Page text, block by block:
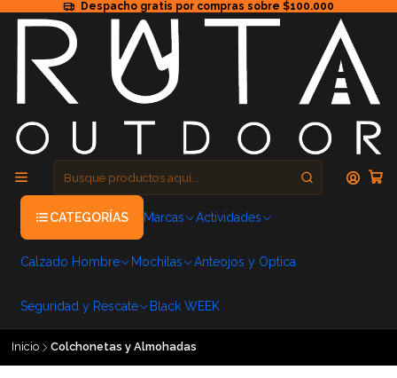
Despacho gratis por compras sobre $100.000
CATEGORÍAS Marcas Actividades
Calzado Hombre Mochilas Anteojos y Optica
Seguridad y Rescate Black WEEK
Inicio Colchonetas y Almohadas